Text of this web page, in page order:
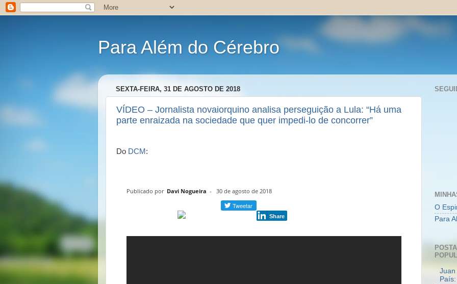
Para Além do Cérebro
SEXTA-FEIRA, 31 DE AGOSTO DE 2018
VÍDEO – Jornalista novaiorquino analisa perseguição a Lula: “Há uma
parte enraizada na sociedade que quer impedi-lo de concorrer”
Do DCM :
Publicado por Davi Nogueira - 30 de agosto de 2018
Share
O
Para
Juan